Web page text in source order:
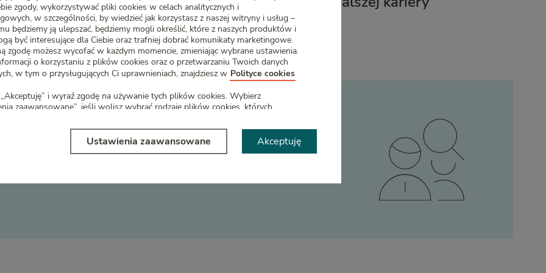
zgody, wykorzystywać pliki cookies w celach analitycznych i
w szczególności, by wiedzieć jak korzystasz z naszej witryny i usług –
będziemy ją ulepszać, będziemy mogli określić, które z naszych produktów i
być interesujące dla Ciebie oraz trafniej dobrać komunikaty marketingowe.
zgodę możesz wycofać w każdym momencie, zmieniając wybrane ustawienia.
o korzystaniu z plików cookies oraz o przetwarzaniu Twoich danych
w tym o przysługujących Ci uprawnieniach, znajdziesz w Polityce cookies
i wyraź zgodę na używanie tych plików cookies. Wybierz
zaawansowane”, jeśli wolisz wybrać rodzaje plików cookies, których
chwili możesz zmienić ustawienia – szczegółowe informacje znajdziesz w
Ustawienia zaawansowane Akceptuję